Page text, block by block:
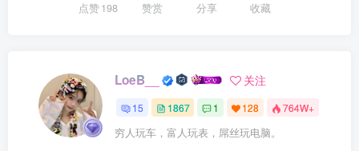
点赞198 赞赏 分享 收藏
LoeB__ 关注
15 1867 1 128 764W+
穷人玩车，富人玩表，屌丝玩电脑。